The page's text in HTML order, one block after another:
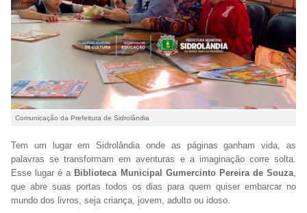
Comunicação da Prefeitura de Sidrolândia
Tem um lugar em Sidrolândia onde as páginas ganham vida, as
palavras se transformam em aventuras e a imaginação corre solta.
Esse lugar é a Biblioteca Municipal Gumercinto Pereira de Souza
que abre suas portas todos os dias para quem quiser embarcar no
mundo dos livros, seja criança, jovem, adulto ou idoso.